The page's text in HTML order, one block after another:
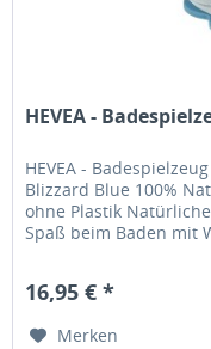
HEVEA -
HEVEA -
Blizzard Blue 100%
ohne Plastik
Spaß beim Baden mit
16,95 € *
Merken